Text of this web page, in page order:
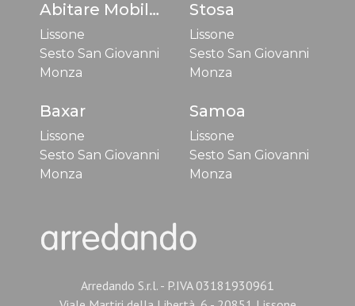
Abitare Mobilstella
Lissone
Sesto San Giovanni
Monza
Stosa
Lissone
Sesto San Giovanni
Monza
Baxar
Lissone
Sesto San Giovanni
Monza
Samoa
Lissone
Sesto San Giovanni
Monza
Arredando S.r.l. - P.IVA 03181930961